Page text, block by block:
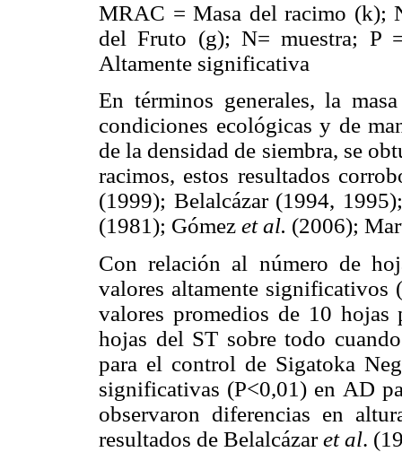
MRAC = Masa del racimo (k);
del Fruto (g); N= muestra; P
Altamente significativa
En términos generales, la
condiciones ecológicas y de
de la densidad de siembra, se
racimos, estos resultados
(1999); Belalcázar (1994,
(1981); Gómez et al. (2006);
Con relación al número de
valores altamente significativos
valores promedios de 10 hojas
hojas del ST sobre todo
para el control de Sigatoka
significativas (P<0,01) en AD
observaron diferencias en
resultados de Belalcázaret al.